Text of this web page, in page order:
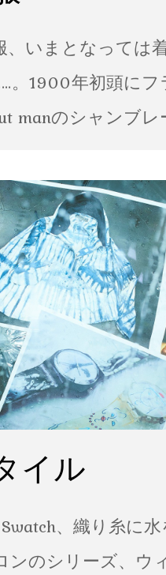
いまとなっては
。1900年初頭に
manのシャンブ
イル
、織り糸に
ンのシリーズ、ウ